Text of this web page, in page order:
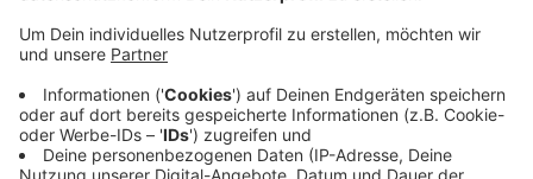
Verbraucherzentrale vermehrt Beschwerden von
Befreiungsanträge beim Rundfunkbeitragsservice
(früher GEZ) stellen wollten.